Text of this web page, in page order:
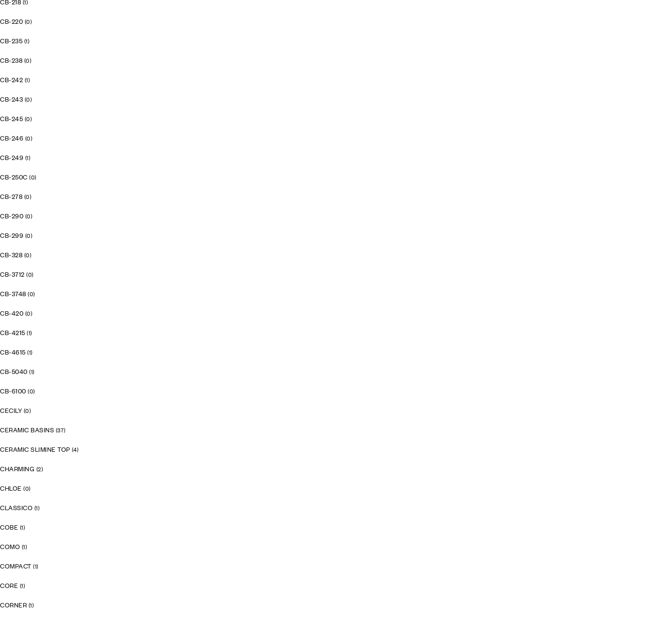
CB-218 (1)
CB-220 (0)
CB-235 (1)
CB-238 (0)
CB-242 (1)
CB-243 (0)
CB-245 (0)
CB-246 (0)
CB-249 (1)
CB-250C (0)
CB-278 (0)
CB-290 (0)
CB-299 (0)
CB-328 (0)
CB-3712 (0)
CB-3748 (0)
CB-420 (0)
CB-4215 (1)
CB-4615 (1)
CB-5040 (1)
CB-6100 (0)
CECILY (0)
CERAMIC BASINS (37)
CERAMIC SLIMINE TOP (4)
CHARMING (2)
CHLOE (0)
CLASSICO (1)
COBE (1)
COMO (1)
COMPACT (1)
CORE (1)
CORNER (1)